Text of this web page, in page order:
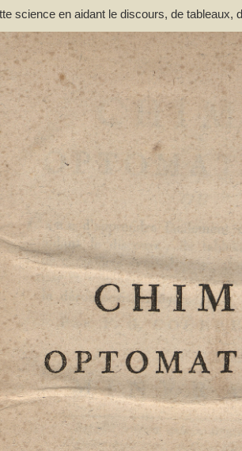
science en aidant le discours, de tableaux,
et de la décomposition des corps par